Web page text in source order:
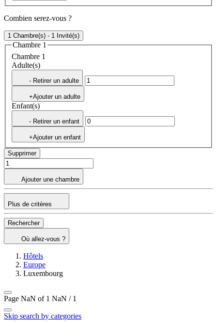
Combien serez-vous ?
1 Chambre(s) - 1 Invité(s)
Chambre 1
Chambre 1
Adulte(s)
- Retirer un adulte
+Ajouter un adulte
Enfant(s)
- Retirer un enfant
+Ajouter un enfant
Supprimer
Ajouter une chambre
Plus de critères
Rechercher
Où allez-vous ?
Hôtels
Europe
Luxembourg
Page NaN of 1 NaN / 1
Skip search by categories